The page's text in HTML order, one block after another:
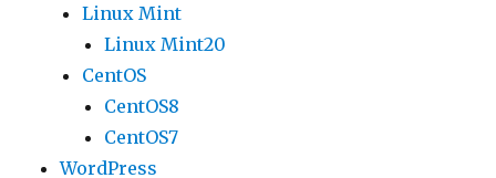
Linux Mint
Linux Mint20
CentOS
CentOS8
CentOS7
WordPress